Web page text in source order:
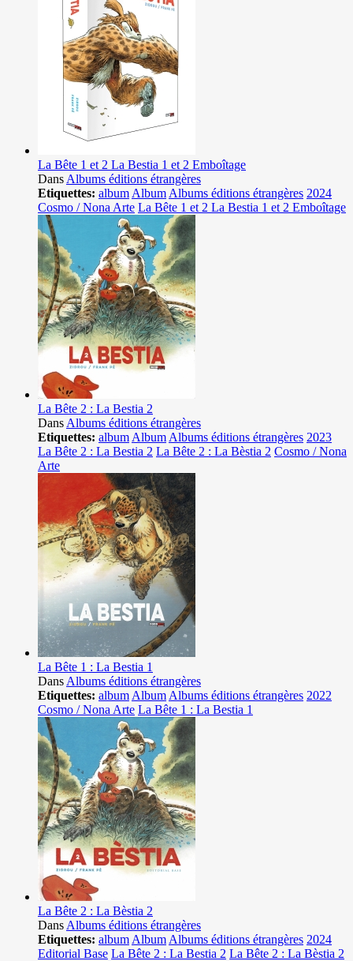
La Bête 1 et 2 La Bestia 1 et 2 Emboîtage
Dans Albums éditions étrangères
Etiquettes: album Album Albums éditions étrangères 2024
Cosmo / Nona Arte La Bête 1 et 2 La Bestia 1 et 2 Emboîtage
La Bête 2 : La Bestia 2
Dans Albums éditions étrangères
Etiquettes: album Album Albums éditions étrangères 2023
La Bête 2 : La Bestia 2 La Bête 2 : La Bèstia 2 Cosmo / Nona
Arte
La Bête 1 : La Bestia 1
Dans Albums éditions étrangères
Etiquettes: album Album Albums éditions étrangères 2022
Cosmo / Nona Arte La Bête 1 : La Bestia 1
La Bête 2 : La Bèstia 2
Dans Albums éditions étrangères
Etiquettes: album Album Albums éditions étrangères 2024
Editorial Base La Bête 2 : La Bestia 2 La Bête 2 : La Bèstia 2